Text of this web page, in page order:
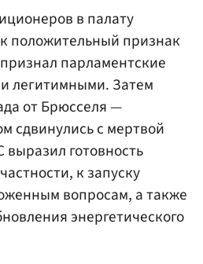
в палату
положительный признак
парламентские
легитимными. Затем
от Брюсселя —
сдвинулись с мертвой
выразил готовность
к запуску
вопросам, а также
энергетического